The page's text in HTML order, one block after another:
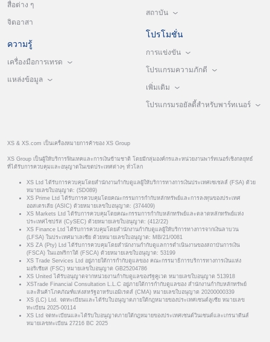
สื่อต่าง ๆ
จิตอาสา
ความรู้
เครื่องมือการเทรด
แหล่งข้อมูล
สถาบัน
โปรโมชั่น
การแข่งขัน
โปรแกรมความภักดี
เพิ่มเติม
โปรแกรมรอยัลตี้สำหรับพาร์ทเนอร์
XS & XS.com เป็นเครื่องหมายการค้าของ XS Group
XS Group เป็นผู้ให้บริการฟินเทคและการเงินข้ามชาติ โดยมีกลุ่มองค์กรและหน่วยงานพาร์ทเนอร์เชิงกลยุทธ์
ที่ได้รับการควบคุมและอนุญาตในเขตประเทศต่างๆ ทั่วโลก
XS Ltd ได้รับการควบคุมโดยสำนักงานกำกับดูแลผู้ให้บริการทางการเงินประเทศเซเชลส์ (FSA) ด้วย
หมายเลขใบอนุญาต: (SD089)
XS Prime Ltd ได้รับการควบคุมโดยคณะกรรมการกำกับหลักทรัพย์และการลงทุนของประเทศ
ออสเตรเลีย (ASIC) ด้วยหมายเลขใบอนุญาต: (374409)
XS Markets Ltd ได้รับการควบคุมโดยคณะกรรมการกำกับหลักทรัพย์และตลาดหลักทรัพย์แห่ง
ประเทศไซปรัส (CySEC) ด้วยหมายเลขใบอนุญาต: (412/22)
XS Finance Ltd ได้รับการควบคุมโดยสำนักงานกำกับดูแลผู้ให้บริการทางการจากเงินลาบวน
(LFSA) ในประเทศมาเลเซีย ด้วยหมายเลขใบอนุญาต: MB/21/0081
XS ZA (Pty) Ltd ได้รับการควบคุมโดยสำนักงานกำกับดูแลการดำเนินงานของสถาบันการเงิน
(FSCA) ในแอฟริกาใต้ (FSCA) ด้วยหมายเลขใบอนุญาต: 53199
XS Trade Services Ltd อยู่ภายใต้การกำกับดูแลของ คณะกรรมาธิการบริการทางการเงินแห่ง
มอริเชียส (FSC) หมายเลขใบอนุญาต GB25204786
XS United ได้รับอนุญาตจากหน่วยงานกำกับดูแลของรัฐคูเวต หมายเลขใบอนุญาต 513918
XSTrade Financial Consultation L.L.C อยู่ภายใต้การกำกับดูแลของ สำนักงานกำกับหลักทรัพย์
และสินค้าโภคภัณฑ์แห่งสหรัฐอาหรับเอมิเรตส์ (CMA) หมายเลขใบอนุญาต 20200000339
XS (LC) Ltd. จดทะเบียนและได้รับใบอนุญาตภายใต้กฎหมายของประเทศเซนต์ลูเซีย หมายเลข
ทะเบียน 2025-00114
XS Ltd จดทะเบียนและได้รับใบอนุญาตภายใต้กฎหมายของประเทศเซนต์วินเซนต์และเกรนาดีนส์
หมายเลขทะเบียน 27216 BC 2025